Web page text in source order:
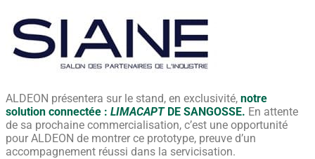
ALDEON présentera sur le stand, en exclusivité, notre
solution connectée : LIMACAPTDE SANGOSSE. En attente
de sa prochaine commercialisation, c’est une opportunité
pour ALDEON de montrer ce prototype, preuve d’un
accompagnement réussi dans la servicisation.